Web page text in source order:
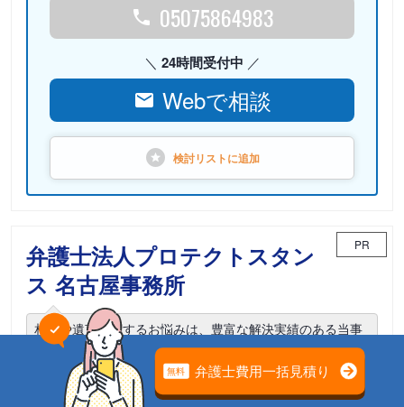
05075864983
24時間受付中
Webで相談
検討リストに追加
弁護士法人プロテクトスタン
ス 名古屋事務所
PR
相続や遺言に関するお悩みは、豊富な解決実績のある当事
務所までご相談ください。
電話相談可能 初回面談無料